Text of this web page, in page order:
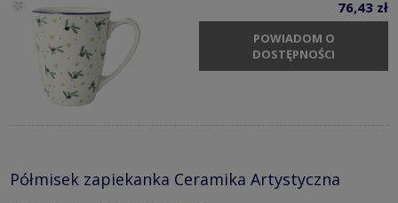
76,43 zł
POWIADOM O
DOSTĘPNOŚCI
Półmisek zapiekanka Ceramika Artystyczna